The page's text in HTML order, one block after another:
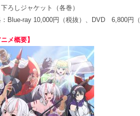
ろしジャケット（各巻）
Blue-ray 10,000円（税抜）、DVD 6,800円（
ニメ概要】